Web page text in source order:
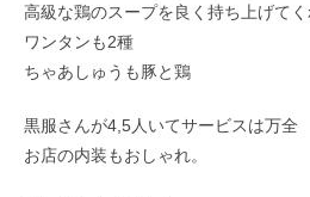
高級な鶏のスープを良く持ち上げてく
ワンタンも2種
ちゃあしゅうも豚と鶏
黒服さんが4,5人いてサービスは万全
お店の内装もおしゃれ。